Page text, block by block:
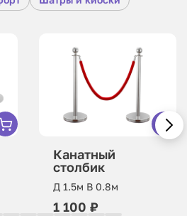
Канатный
столбик
Д 1.5м В 0.8м
1 100 ₽